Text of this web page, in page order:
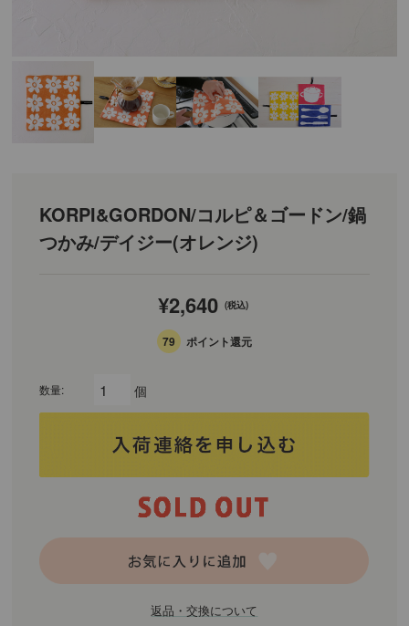
KORPI&GORDON/コルピ＆ゴードン/鍋
つかみ/デイジー(オレンジ)
¥2,640 (税込)
79 ポイント還元
数量: 個
返品・交換について